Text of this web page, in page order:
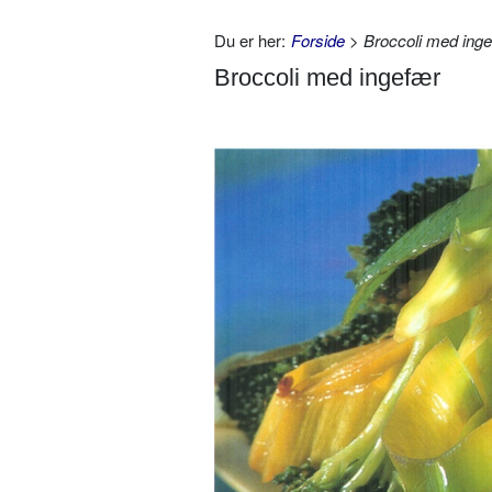
Du er her: Forside > Broccoli med
Broccoli med ingefær